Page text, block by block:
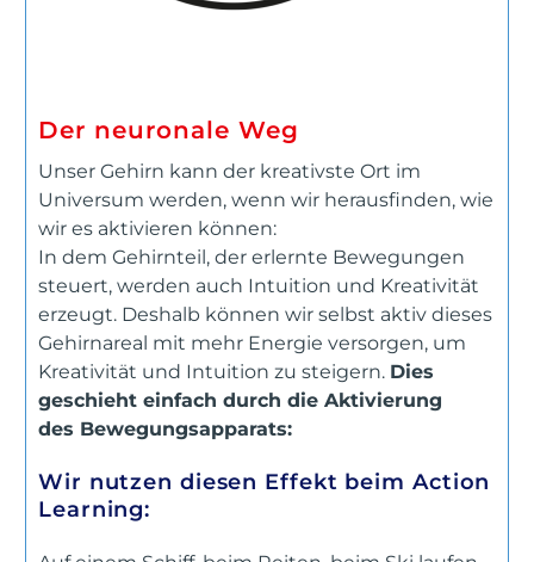
Der neuronale Weg
Unser Gehirn kann der kreativste Ort im
Universum werden, wenn wir herausfinden, wie
wir es aktivieren können:
In dem Gehirnteil, der erlernte Bewegungen
steuert, werden auch Intuition und Kreativität
erzeugt. Deshalb können wir selbst aktiv dieses
Gehirnareal mit mehr Energie versorgen, um
Kreativität und Intuition zu steigern. Dies
geschieht einfach durch die Aktivierung
des Bewegungsapparats:
Wir nutzen diesen Effekt beim Action
Learning: